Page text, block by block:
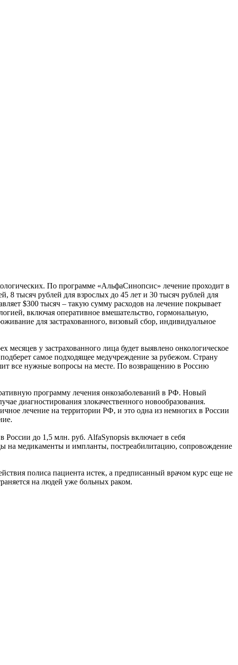
По программе «АльфаСинопсис» лечение проходит в
тысяч рублей для взрослых до 45 лет и 30 тысяч рублей для
$300 тысяч – такую сумму расходов на лечение покрывает
включая оперативное вмешательство, гормональную,
для застрахованного, визовый сбор, индивидуальное
у застрахованного лица будет выявлено онкологическое
самое подходящее медучреждение за рубежом. Страну
все нужные вопросы на месте. По возвращению в Россию
программу лечения онкозаболеваний в РФ. Новый
диагностирования злокачественного новообразования.
лечение на территории РФ, и это одна из немногих в России
России до 1,5 млн. руб. AlfaSynopsis включает в себя
на медикаменты и импланты, постреабилитацию, сопровождение
полиса пациента истек, а предписанный врачом курс еще не
на людей уже больных раком.